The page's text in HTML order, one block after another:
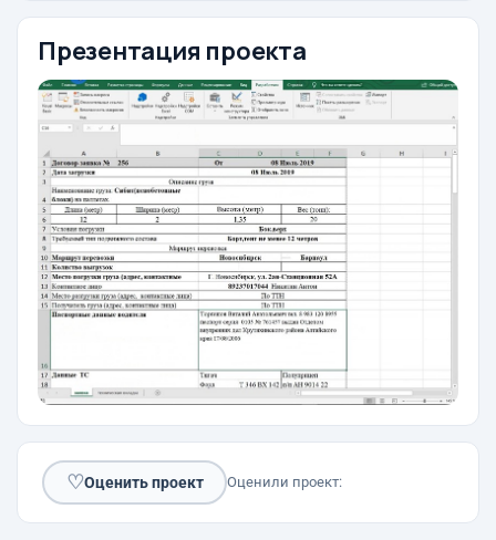
Презентация проекта
♡Оценить проект Оценили проект: